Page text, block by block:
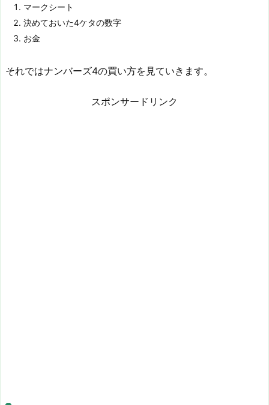
マークシート
決めておいた4ケタの数字
お金
それではナンバーズ4の買い方を見ていきます。
スポンサードリンク